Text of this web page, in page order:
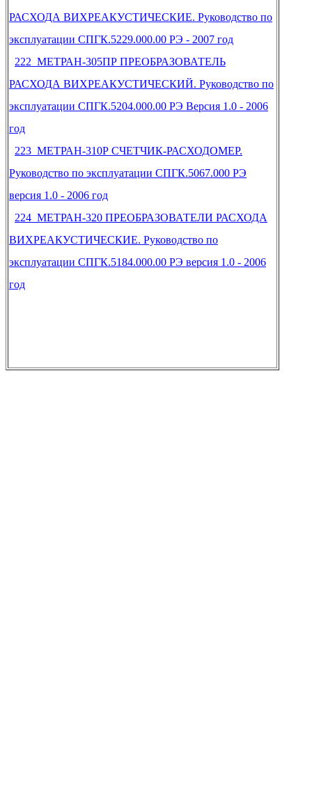
РАСХОДА ВИХРЕАКУСТИЧЕСКИЕ. Руководство по
эксплуатации СПГК.5229.000.00 РЭ - 2007 год
222 МЕТРАН-305ПР ПРЕОБРАЗОВАТЕЛЬ
РАСХОДА ВИХРЕАКУСТИЧЕСКИЙ. Руководство по
эксплуатации СПГК.5204.000.00 РЭ Версия 1.0 - 2006
год
223 МЕТРАН-310Р СЧЕТЧИК-РАСХОДОМЕР.
Руководство по эксплуатации СПГК.5067.000 РЭ
версия 1.0 - 2006 год
224 МЕТРАН-320 ПРЕОБРАЗОВАТЕЛИ РАСХОДА
ВИХРЕАКУСТИЧЕСКИЕ. Руководство по
эксплуатации СПГК.5184.000.00 РЭ версия 1.0 - 2006
год